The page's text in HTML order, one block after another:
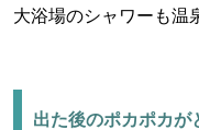
大浴場のシャワーも温
出た後のポカポカが